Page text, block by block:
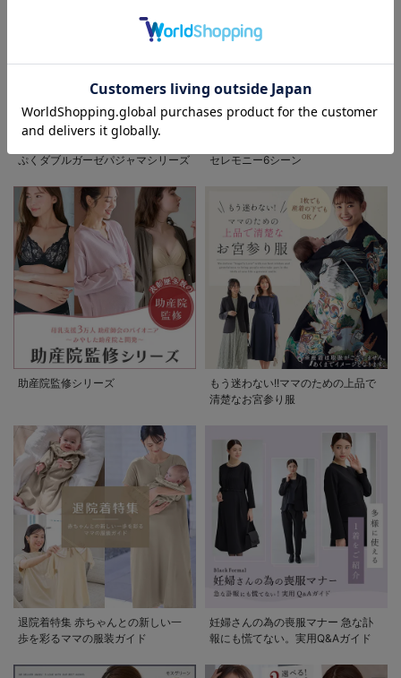
お気に入り商品を確認する
ぷくダブルガーゼパジャマシリーズ
セレモニー6シーン
助産院監修シリーズ
もう迷わない!!ママのための上品で
清楚なお宮参り服
退院着特集 赤ちゃんとの新しい一
歩を彩るママの服装ガイド
妊婦さんの為の喪服マナー 急な訃
報にも慌てない。実用Q&Aガイド